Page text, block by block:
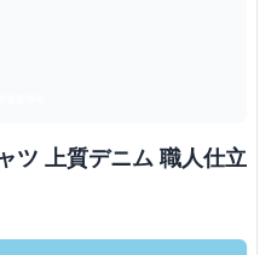
ツ 上質デニム 職人仕立